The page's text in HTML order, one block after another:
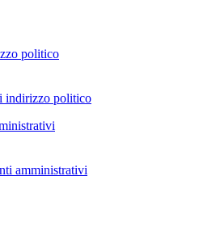
politico
indirizzo politico
amministrativi